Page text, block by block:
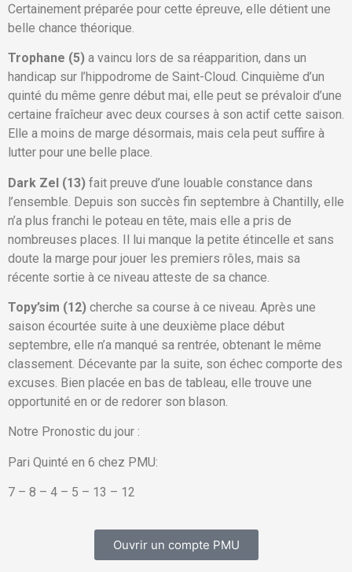
Certainement préparée pour cette épreuve, elle détient une
belle chance théorique.
Trophane (5) a vaincu lors de sa réapparition, dans un
handicap sur l’hippodrome de Saint-Cloud. Cinquième d’un
quinté du même genre début mai, elle peut se prévaloir d’une
certaine fraîcheur avec deux courses à son actif cette saison.
Elle a moins de marge désormais, mais cela peut suffire à
lutter pour une belle place.
Dark Zel (13) fait preuve d’une louable constance dans
l’ensemble. Depuis son succès fin septembre à Chantilly, elle
n’a plus franchi le poteau en tête, mais elle a pris de
nombreuses places. Il lui manque la petite étincelle et sans
doute la marge pour jouer les premiers rôles, mais sa
récente sortie à ce niveau atteste de sa chance.
Topy’sim (12) cherche sa course à ce niveau. Après une
saison écourtée suite à une deuxième place début
septembre, elle n’a manqué sa rentrée, obtenant le même
classement. Décevante par la suite, son échec comporte des
excuses. Bien placée en bas de tableau, elle trouve une
opportunité en or de redorer son blason.
Notre Pronostic du jour :
Pari Quinté en 6 chez PMU:
7 – 8 – 4 – 5 – 13 – 12
Ouvrir un compte PMU